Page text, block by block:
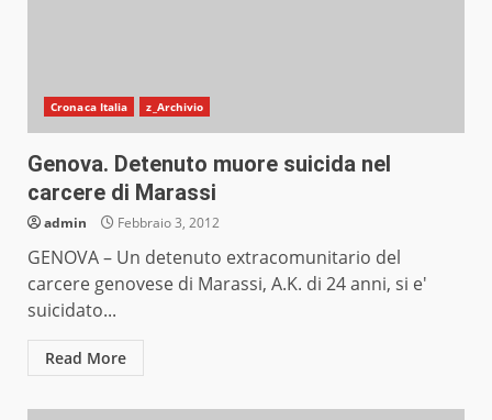
Cronaca Italia z_Archivio
Genova. Detenuto muore suicida nel
carcere di Marassi
admin Febbraio 3, 2012
GENOVA – Un detenuto extracomunitario del
carcere genovese di Marassi, A.K. di 24 anni, si e'
suicidato...
Read More